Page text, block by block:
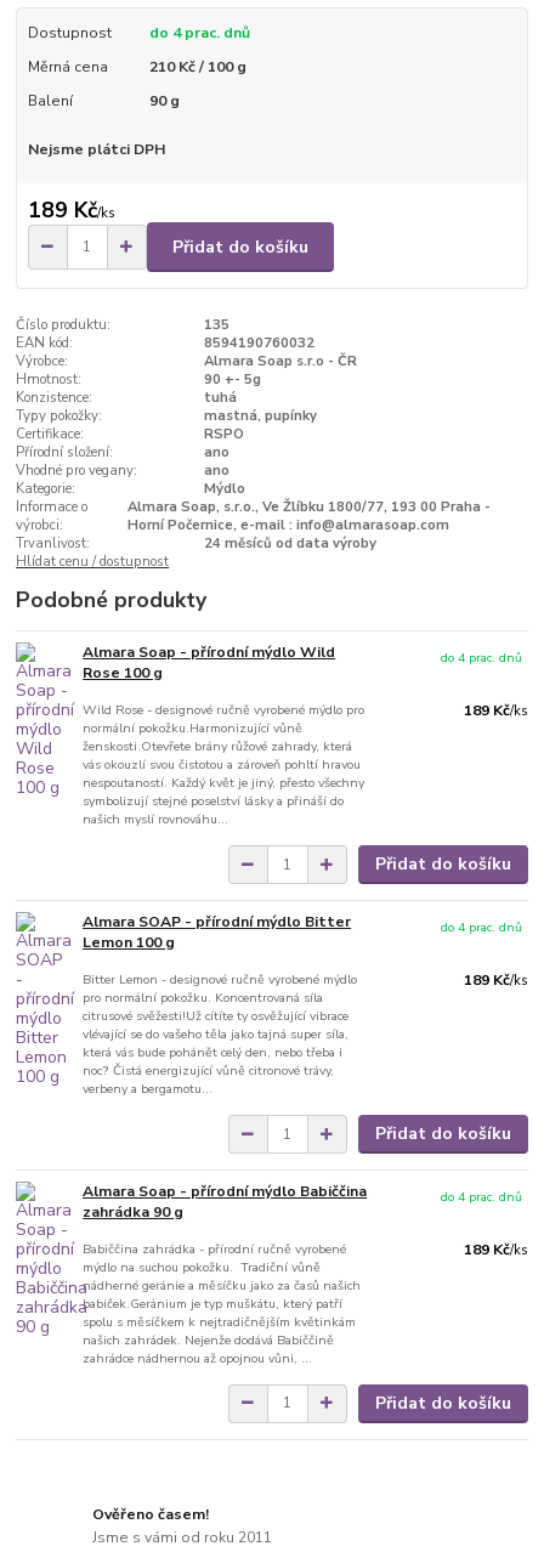
Dostupnost
do 4 prac. dnů
Měrná cena
210 Kč / 100 g
Balení
90 g
Nejsme plátci DPH
189 Kč/ks
Přidat do košíku
Číslo produktu:
135
EAN kód:
8594190760032
Výrobce:
Almara Soap s.r.o - ČR
Hmotnost:
90 +- 5g
Konzistence:
tuhá
Typy pokožky:
mastná, pupínky
Certifikace:
RSPO
Přírodní složení:
ano
Vhodné pro vegany:
ano
Kategorie:
Mýdlo
Informace o
výrobci:
Almara Soap, s.r.o., Ve Žlíbku 1800/77, 193 00 Praha -
Horní Počernice, e-mail : info@almarasoap.com
Trvanlivost:
24 měsíců od data výroby
Hlídat cenu / dostupnost
Podobné produkty
Almara Soap - přírodní mýdlo Wild
Rose 100 g
Wild Rose - designové ručně vyrobené mýdlo pro
normální pokožku.Harmonizující vůně
ženskosti.Otevřete brány růžové zahrady, která
vás okouzlí svou čistotou a zároveň pohltí hravou
nespoutaností. Každý květ je jiný, přesto všechny
symbolizují stejné poselství lásky a přináší do
našich myslí rovnováhu...
189 Kč/ks
do 4 prac. dnů
Přidat do košíku
Almara SOAP - přírodní mýdlo Bitter
Lemon 100 g
Bitter Lemon - designové ručně vyrobené mýdlo
pro normální pokožku. Koncentrovaná síla
citrusové svěžesti!Už cítíte ty osvěžující vibrace
vlévající se do vašeho těla jako tajná super síla,
která vás bude pohánět celý den, nebo třeba i
noc? Čistá energizující vůně citronové trávy,
verbeny a bergamotu...
189 Kč/ks
do 4 prac. dnů
Přidat do košíku
Almara Soap - přírodní mýdlo Babiččina
zahrádka 90 g
Babiččina zahrádka - přírodní ručně vyrobené
mýdlo na suchou pokožku. Tradiční vůně
nádherné geránie a měsíčku jako za časů našich
babiček.Geránium je typ muškátu, který patří
spolu s měsíčkem k nejtradičnějším květinkám
našich zahrádek. Nejenže dodává Babiččině
zahrádce nádhernou až opojnou vůni, ...
189 Kč/ks
do 4 prac. dnů
Přidat do košíku
Ověřeno časem!
Jsme s vámi od roku 2011